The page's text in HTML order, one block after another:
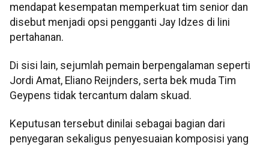
mendapat kesempatan memperkuat tim senior dan
disebut menjadi opsi pengganti Jay Idzes di lini
pertahanan.
Di sisi lain, sejumlah pemain berpengalaman seperti
Jordi Amat, Eliano Reijnders, serta bek muda Tim
Geypens tidak tercantum dalam skuad.
Keputusan tersebut dinilai sebagai bagian dari
penyegaran sekaligus penyesuaian komposisi yang